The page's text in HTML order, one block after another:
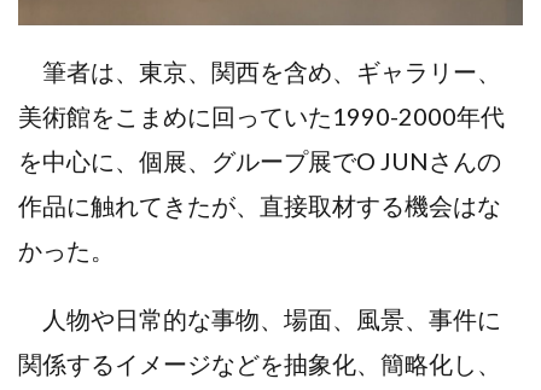
筆者は、東京、関西を含め、ギャラリー、
美術館をこまめに回っていた1990-2000年代
を中心に、個展、グループ展でO JUNさんの
作品に触れてきたが、直接取材する機会はな
かった。
人物や日常的な事物、場面、風景、事件に
関係するイメージなどを抽象化、簡略化し、